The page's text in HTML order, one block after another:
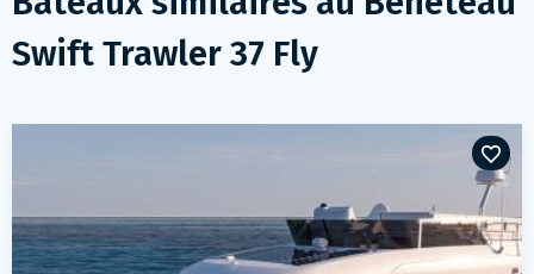
Swift Trawler 37 Fly